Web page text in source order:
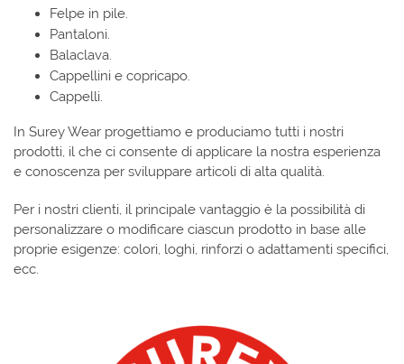
Felpe in pile.
Pantaloni.
Balaclava.
Cappellini e copricapo.
Cappelli.
In Surey Wear progettiamo e produciamo tutti i nostri
prodotti, il che ci consente di applicare la nostra esperienza
e conoscenza per sviluppare articoli di alta qualità.
Per i nostri clienti, il principale vantaggio è la possibilità di
personalizzare o modificare ciascun prodotto in base alle
proprie esigenze: colori, loghi, rinforzi o adattamenti specifici,
ecc.